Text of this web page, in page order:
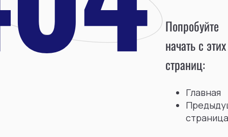
Попробуйте
начать с этих
страниц:
Главная
страница